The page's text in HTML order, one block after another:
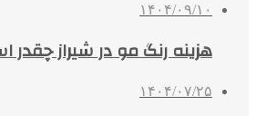
۱۴۰۴/۰۹/۱۰
هزینه رنگ مو در شیراز چقدر
۱۴۰۴/۰۷/۲۵